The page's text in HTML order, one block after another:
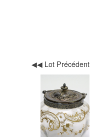
◀◀ Lot Précédent